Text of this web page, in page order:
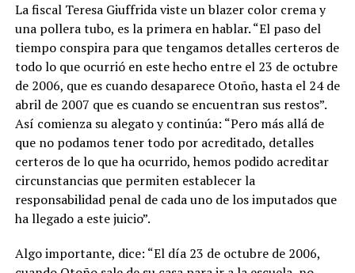
La fiscal Teresa Giuffrida viste un blazer color crema y
una pollera tubo, es la primera en hablar. “El paso del
tiempo conspira para que tengamos detalles certeros de
todo lo que ocurrió en este hecho entre el 23 de octubre
de 2006, que es cuando desaparece Otoño, hasta el 24 de
abril de 2007 que es cuando se encuentran sus restos”.
Así comienza su alegato y continúa: “Pero más allá de
que no podamos tener todo por acreditado, detalles
certeros de lo que ha ocurrido, hemos podido acreditar
circunstancias que permiten establecer la
responsabilidad penal de cada uno de los imputados que
ha llegado a este juicio”.
Algo importante, dice: “El día 23 de octubre de 2006,